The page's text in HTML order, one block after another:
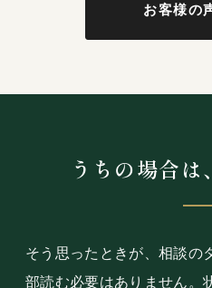
お客様の
うちの場合は
そう思ったときが、相談の
部読む必要はありません。